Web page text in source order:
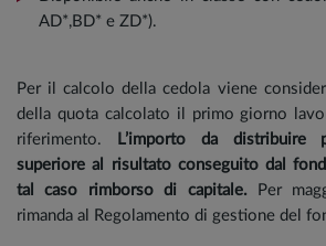
AD*,BD* e ZD*).
Per il calcolo della cedola viene
della quota calcolato il primo giorno
riferimento.
L’importo da distribuire
superiore al risultato conseguito dal
tal caso rimborso di capitale.Per
rimanda al Regolamento di gestione del